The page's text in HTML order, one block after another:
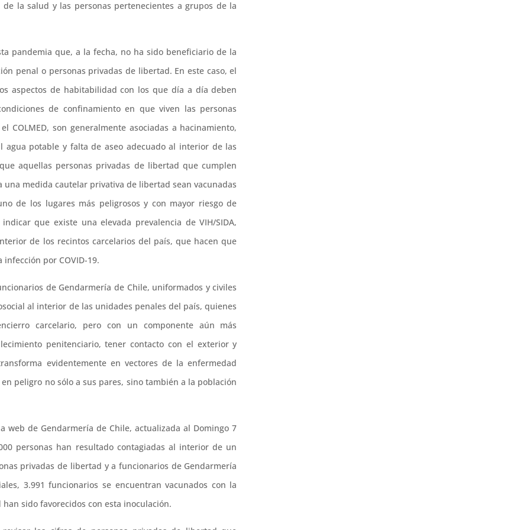
la salud y las personas pertenecientes a grupos de la
pandemia que, a la fecha, no ha sido beneficiario de la
penal o personas privadas de libertad. En este caso, el
aspectos de habitabilidad con los que día a día deben
de confinamiento en que viven las personas
son generalmente asociadas a hacinamiento,
potable y falta de aseo adecuado al interior de las
aquellas personas privadas de libertad que cumplen
medida cautelar privativa de libertad sean vacunadas
de los lugares más peligrosos y con mayor riesgo de
que existe una elevada prevalencia de VIH/SIDA,
de los recintos carcelarios del país, que hacen que
por COVID-19.
de Gendarmería de Chile, uniformados y civiles
al interior de las unidades penales del país, quienes
carcelario, pero con un componente aún más
penitenciario, tener contacto con el exterior y
evidentemente en vectores de la enfermedad
peligro no sólo a sus pares, sino también a la población
de Gendarmería de Chile, actualizada al Domingo 7
personas han resultado contagiadas al interior de un
privadas de libertad y a funcionarios de Gendarmería
3.991 funcionarios se encuentran vacunados con la
sido favorecidos con esta inoculación.